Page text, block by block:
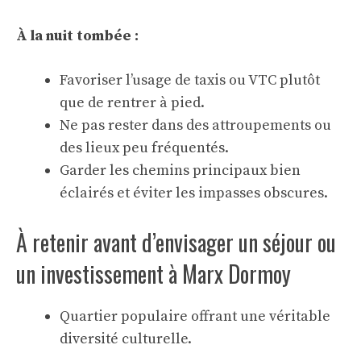
À la nuit tombée :
Favoriser l’usage de taxis ou VTC plutôt
que de rentrer à pied.
Ne pas rester dans des attroupements ou
des lieux peu fréquentés.
Garder les chemins principaux bien
éclairés et éviter les impasses obscures.
À retenir avant d’envisager un séjour ou
un investissement à Marx Dormoy
Quartier populaire offrant une véritable
diversité culturelle.